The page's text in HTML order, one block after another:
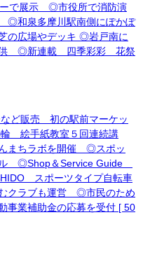
で展示 ◎市役所で消防演
和泉多摩川駅南側にぽかぽ
の広場やデッキ ◎岩戸南に
供 ◎新連載 四季彩彩 花祭
ど販売 初の駅前マーケッ
絵手紙教室５回連続講
まちラボを開催 ◎スポッ
ル ◎Shop＆Service Guide
スポーツタイプ自転車
クラブも運営 ◎市民のため
事業補助金の応募を受付 [ 50